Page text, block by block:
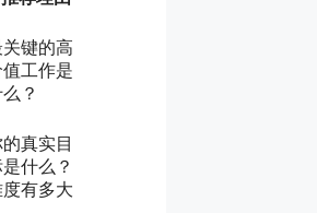
关键的高
值工作是
？
真实目
什么？
度有多大